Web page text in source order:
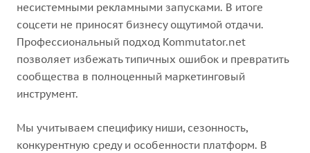
несистемными рекламными запусками. В итоге
соцсети не приносят бизнесу ощутимой отдачи.
Профессиональный подход Kommutator.net
позволяет избежать типичных ошибок и превратить
сообщества в полноценный маркетинговый
инструмент.
Мы учитываем специфику ниши, сезонность,
конкурентную среду и особенности платформ. В